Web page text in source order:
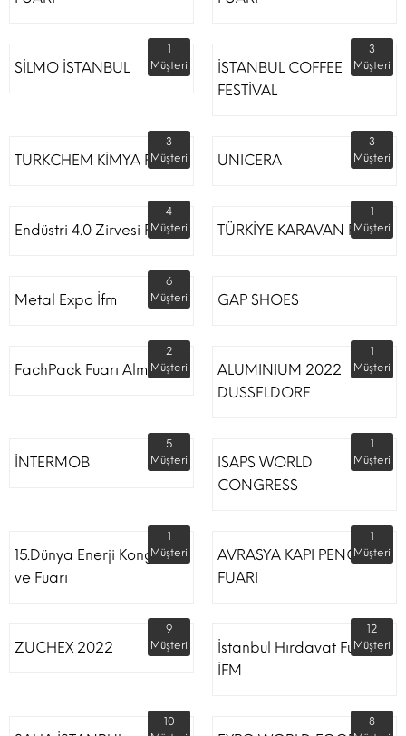
SİLMO İSTANBUL
1
Müşteri
İSTANBUL COFFEE
FESTİVAL
3
Müşteri
TURKCHEM KİMYA FUARI
3
Müşteri
UNICERA
3
Müşteri
Endüstri 4.0 Zirvesi Fuarı
4
Müşteri
TÜRKİYE KARAVAN FUARI
1
Müşteri
Metal Expo İfm
6
Müşteri
GAP SHOES
FachPack Fuarı Almanya
2
Müşteri
ALUMINIUM 2022
DUSSELDORF
1
Müşteri
İNTERMOB
5
Müşteri
ISAPS WORLD
CONGRESS
1
Müşteri
15.Dünya Enerji Kongresi
ve Fuarı
1
Müşteri
AVRASYA KAPI PENCERE
FUARI
1
Müşteri
ZUCHEX 2022
9
Müşteri
İstanbul Hırdavat Fuarı
İFM
12
Müşteri
10
8